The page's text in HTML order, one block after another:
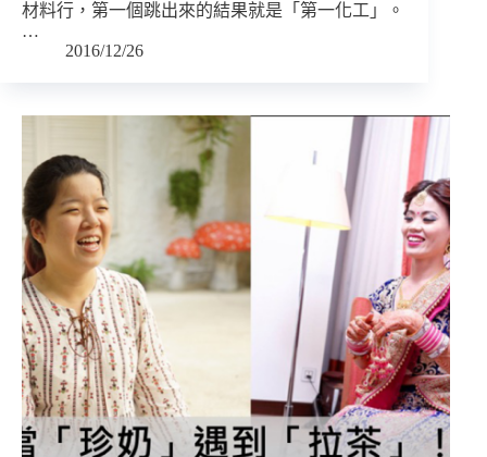
材料行，第一個跳出來的結果就是「第一化工」。
…
2016/12/26